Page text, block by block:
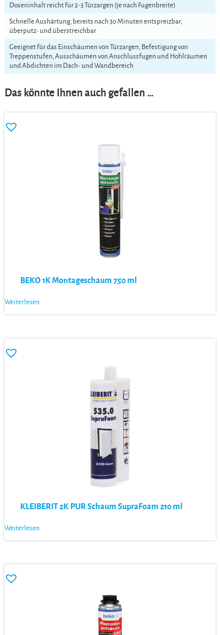
Doseninhalt reicht für 2-3 Türzargen (je nach Fugenbreite)
Schnelle Aushärtung, bereits nach 30 Minuten entspreizbar,
überputz- und überstreichbar
Geeignet für das Einschäumen von Türzargen, Befestigung von
Treppenstufen, Ausschäumen von Anschlussfugen und Hohlräumen
und Abdichten im Dach- und Wandbereich
Das könnte Ihnen auch gefallen …
BEKO 1K Montageschaum 750 ml
Weiterlesen
KLEIBERIT 2K PUR Schaum SupraFoam 210 ml
Weiterlesen